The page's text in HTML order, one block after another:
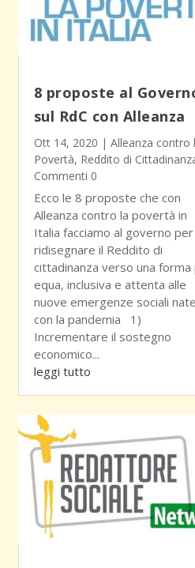
8 proposte al
sul RdC con Alleanza
Ott 14, 2020 | Alleanza contro
Povertà, Reddito di
Commenti 0
Ecco le 8 proposte che con
Alleanza contro la povertà in
Italia facciamo al governo per
ridisegnare il Reddito di
cittadinanza verso una forma
equa, inclusiva e attenta alle
nuove emergenze sociali
con la pandemia 1)
Incrementare il sostegno
economico...
leggi tutto